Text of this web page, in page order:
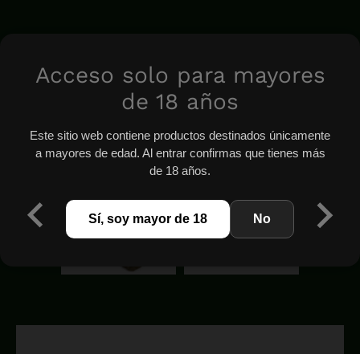
Acceso solo para mayores
de 18 años
Este sitio web contiene productos destinados únicamente
a mayores de edad. Al entrar confirmas que tienes más
de 18 años.
Sí, soy mayor de 18 No